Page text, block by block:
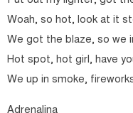
Woah, so hot, look at it
We got the blaze, so we
Hot spot, hot girl, have
We up in smoke,
Adrenalina